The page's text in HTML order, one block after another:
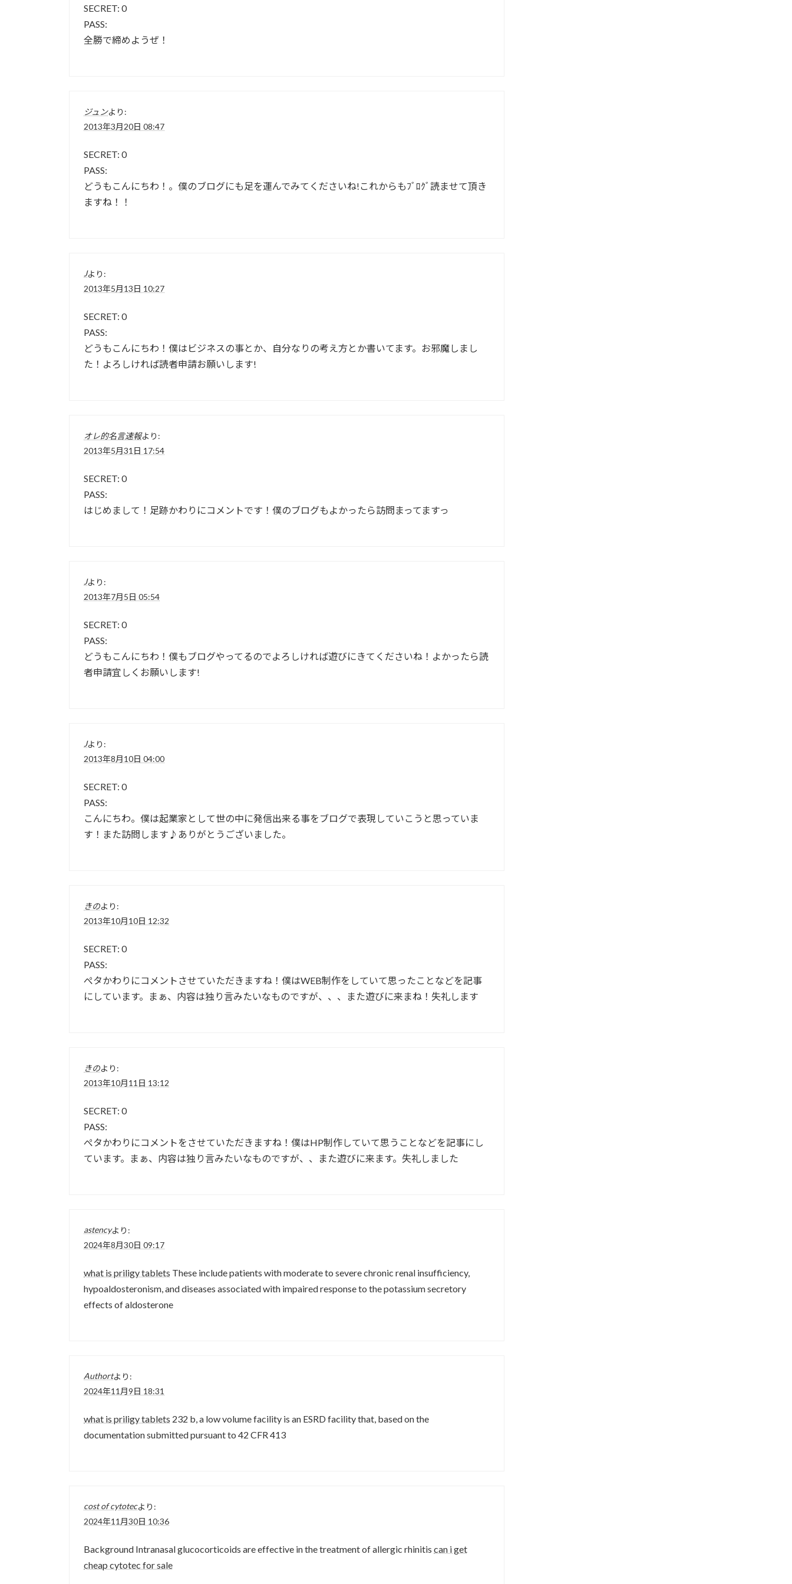
SECRET: 0
PASS:
全勝で締めようぜ！
ジュンより:
2013年3月20日 08:47
SECRET: 0
PASS:
どうもこんにちわ！。僕のブログにも足を運んでみてくださいね!これからもﾌﾞﾛｸﾞ読ませて頂き
ますね！！
Jより:
2013年5月13日 10:27
SECRET: 0
PASS:
どうもこんにちわ！僕はビジネスの事とか、自分なりの考え方とか書いてます。お邪魔しまし
た！よろしければ読者申請お願いします!
オレ的名言速報より:
2013年5月31日 17:54
SECRET: 0
PASS:
はじめまして！足跡かわりにコメントです！僕のブログもよかったら訪問まってますっ
Jより:
2013年7月5日 05:54
SECRET: 0
PASS:
どうもこんにちわ！僕もブログやってるのでよろしければ遊びにきてくださいね！よかったら読
者申請宜しくお願いします!
Jより:
2013年8月10日 04:00
SECRET: 0
PASS:
こんにちわ。僕は起業家として世の中に発信出来る事をブログで表現していこうと思っていま
す！また訪問します♪ありがとうございました。
きのより:
2013年10月10日 12:32
SECRET: 0
PASS:
ぺタかわりにコメントさせていただきますね！僕はWEB制作をしていて思ったことなどを記事
にしています。まぁ、内容は独り言みたいなものですが、、、また遊びに来まね！失礼します
きのより:
2013年10月11日 13:12
SECRET: 0
PASS:
ぺタかわりにコメントをさせていただきますね！僕はHP制作していて思うことなどを記事にし
ています。まぁ、内容は独り言みたいなものですが、、また遊びに来ます。失礼しました
astencyより:
2024年8月30日 09:17
what is priligy tablets These include patients with moderate to severe chronic renal insufficiency,
hypoaldosteronism, and diseases associated with impaired response to the potassium secretory
effects of aldosterone
Authortより:
2024年11月9日 18:31
what is priligy tablets 232 b, a low volume facility is an ESRD facility that, based on the
documentation submitted pursuant to 42 CFR 413
cost of cytotecより:
2024年11月30日 10:36
Background Intranasal glucocorticoids are effective in the treatment of allergic rhinitis can i get
cheap cytotec for sale